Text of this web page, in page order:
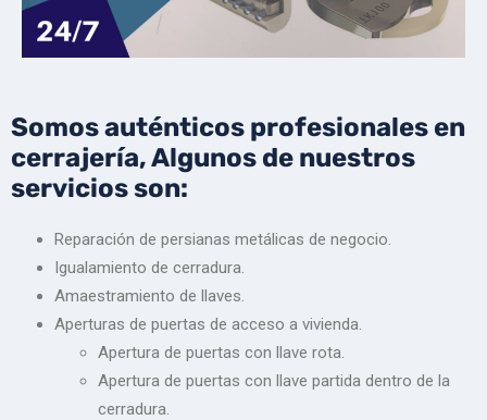
Somos auténticos profesionales en
cerrajería, Algunos de nuestros
servicios son:
Reparación de persianas metálicas de negocio.
Igualamiento de cerradura.
Amaestramiento de llaves.
Aperturas de puertas de acceso a vivienda.
Apertura de puertas con llave rota.
Apertura de puertas con llave partida dentro de la
cerradura.